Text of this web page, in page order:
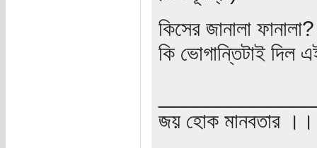
কিসের জানালা
কি ভোগান্তিটাই দিল
জয় হোক মানবতার